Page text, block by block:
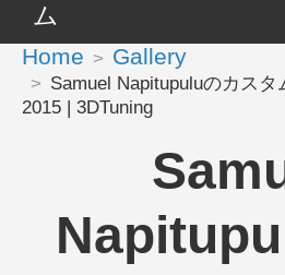
ム
Home Gallery
Samuel Napitupuluのカスタ
2015 | 3DTuning